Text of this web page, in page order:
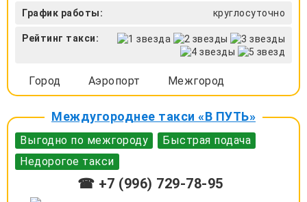
График работы: круглосуточно
Рейтинг такси:
Город Аэропорт Межгород
Междугороднее такси «В ПУТЬ»
Выгодно по межгороду
Быстрая подача
Недорогое такси
☎ +7 (996) 729-78-95